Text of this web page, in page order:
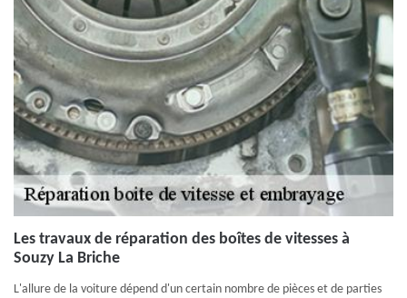
Les travaux de réparation des boîtes de vitesses à
Souzy La Briche
L'allure de la voiture dépend d'un certain nombre de pièces et de parties